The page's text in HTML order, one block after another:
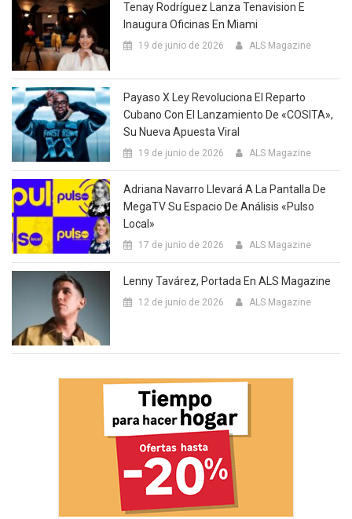
Tenay Rodríguez Lanza Tenavision E
Inaugura Oficinas En Miami
19 de junio de 2026 ALS Magazine
Payaso X Ley Revoluciona El Reparto
Cubano Con El Lanzamiento De «COSITA»,
Su Nueva Apuesta Viral
19 de junio de 2026 ALS Magazine
Adriana Navarro Llevará A La Pantalla De
MegaTV Su Espacio De Análisis «Pulso
Local»
17 de junio de 2026 ALS Magazine
Lenny Tavárez, Portada En ALS Magazine
12 de junio de 2026 ALS Magazine